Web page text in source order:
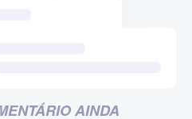
AINDA